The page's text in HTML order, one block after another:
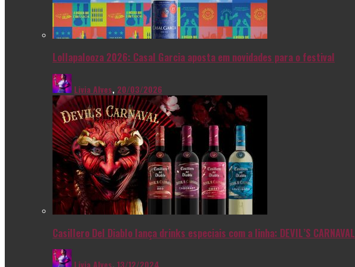
Lollapalooza 2026: Casal Garcia aposta em novidades para o festival
Livia Alves, 20/03/2026
Casillero Del Diablo lança drinks especiais com a linha: DEVIL’S CARNAVAL
Livia Alves 13/12/2024